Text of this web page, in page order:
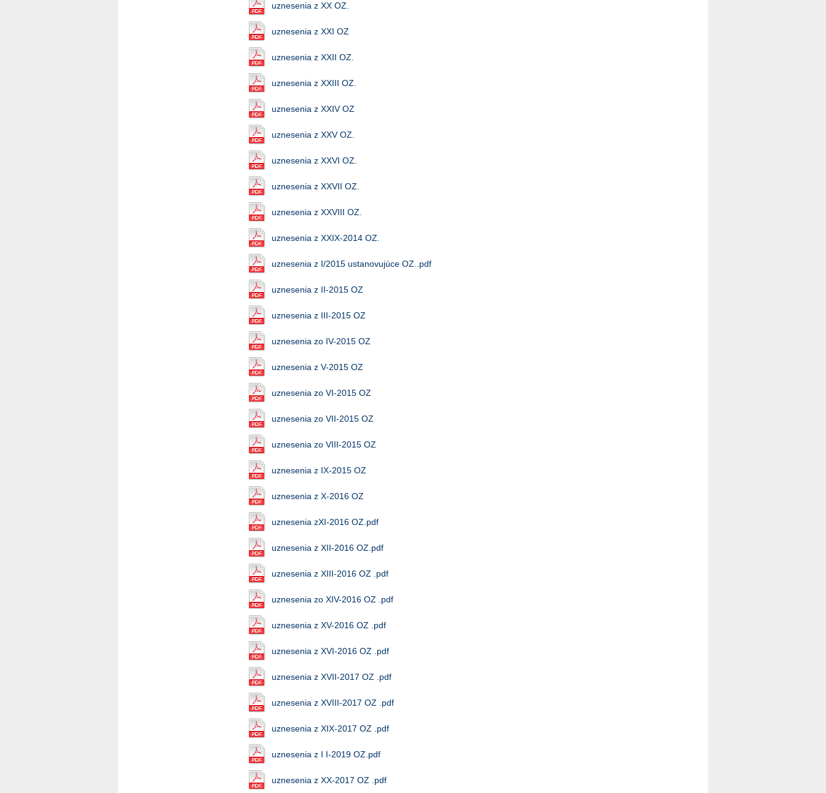
uznesenia z XX OZ.
uznesenia z XXI OZ
uznesenia z XXII OZ.
uznesenia z XXIII OZ.
uznesenia z XXIV OZ
uznesenia z XXV OZ.
uznesenia z XXVI OZ.
uznesenia z XXVII OZ.
uznesenia z XXVIII OZ.
uznesenia z XXIX-2014 OZ.
uznesenia z I/2015 ustanovujúce OZ..pdf
uznesenia z II-2015 OZ
uznesenia z III-2015 OZ
uznesenia zo IV-2015 OZ
uznesenia z V-2015 OZ
uznesenia zo VI-2015 OZ
uznesenia zo VII-2015 OZ
uznesenia zo VIII-2015 OZ
uznesenia z IX-2015 OZ
uznesenia z X-2016 OZ
uznesenia zXI-2016 OZ.pdf
uznesenia z XII-2016 OZ.pdf
uznesenia z XIII-2016 OZ .pdf
uznesenia zo XIV-2016 OZ .pdf
uznesenia z XV-2016 OZ .pdf
uznesenia z XVI-2016 OZ .pdf
uznesenia z XVII-2017 OZ .pdf
uznesenia z XVIII-2017 OZ .pdf
uznesenia z XIX-2017 OZ .pdf
uznesenia z I I-2019 OZ.pdf
uznesenia z XX-2017 OZ .pdf